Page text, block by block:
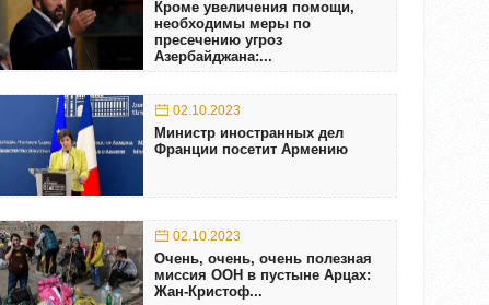
Кроме увеличения помощи,
необходимы меры по
пресечению угроз
Азербайджана:...
02.10.2023
Министр иностранных дел
Франции посетит Армению
02.10.2023
Очень, очень, очень полезная
миссия ООН в пустыне Арцах:
Жан-Кристоф...